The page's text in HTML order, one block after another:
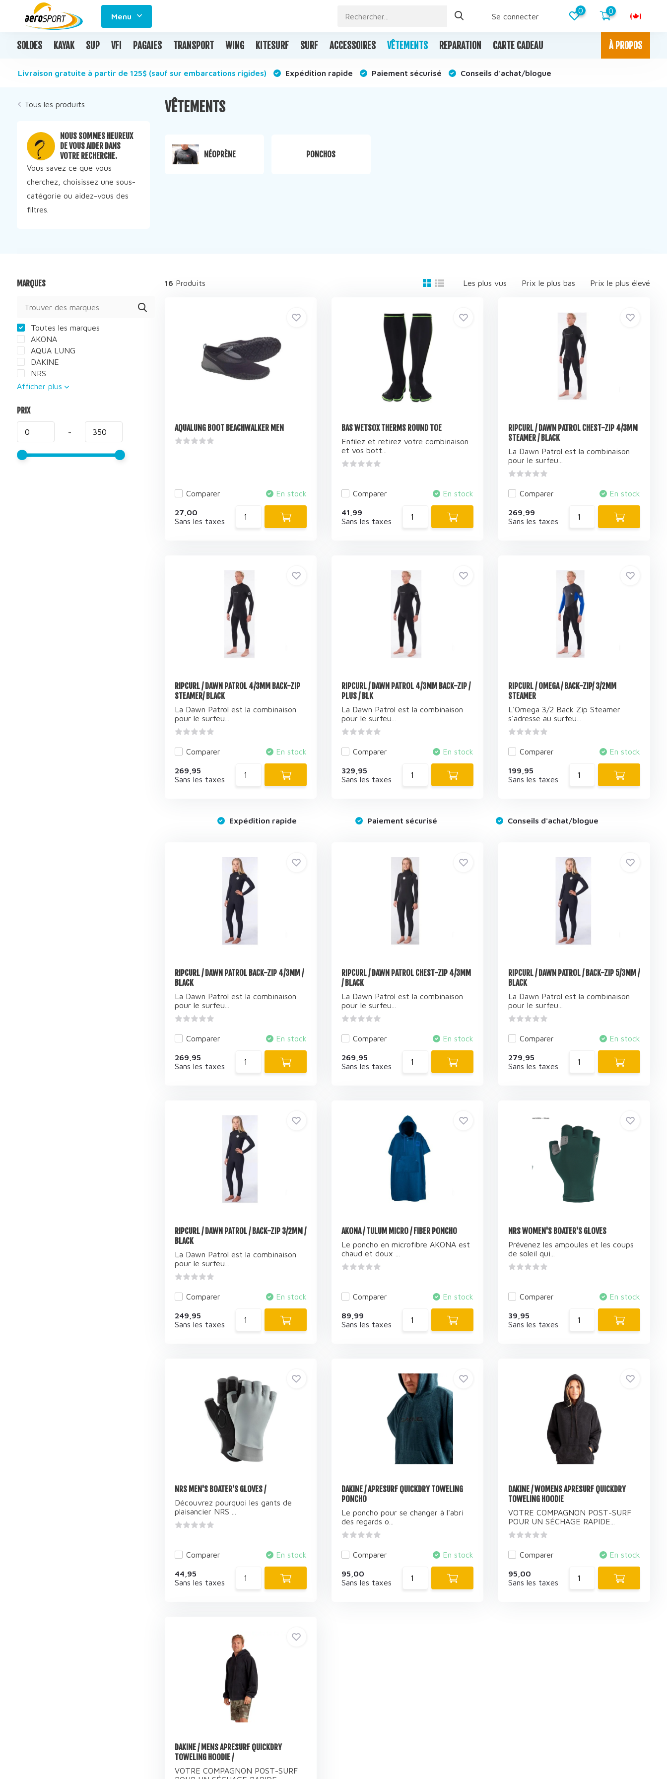
Menu Se connecter
0 0
SOLDES KAYAK SUP VFI PAGAIES TRANSPORT WING KITESURF SURF ACCESSOIRES VÊTEMENTS REPARATION CARTE CADEAU À PROPOS
Livraison gratuite à partir de 125$ (sauf sur embarcations rigides) Expédition rapide Paiement sécurisé Conseils d'achat/blogue
Tous les produits
NOUS SOMMES HEUREUX
DE VOUS AIDER DANS
VOTRE RECHERCHE.
Vous savez ce que vous
cherchez, choisissez une sous-
catégorie ou aidez-vous des
filtres.
VÊTEMENTS
NÉOPRÈNE PONCHOS
MARQUES
Toutes les marques
AKONA
AQUA LUNG
DAKINE
NRS
Afficher plus
PRIX
-
16 Produits Les plus vus Prix le plus bas Prix le plus élevé
AQUALUNG BOOT BEACHWALKER MEN
Comparer En stock
27,00
Sans les taxes
BAS WETSOX THERMS ROUND TOE
Enfilez et retirez votre combinaison
et vos bott...
Comparer En stock
41,99
Sans les taxes
RIPCURL / DAWN PATROL CHEST-ZIP 4/3MM
STEAMER / BLACK
La Dawn Patrol est la combinaison
pour le surfeu...
Comparer En stock
269,99
Sans les taxes
RIPCURL / DAWN PATROL 4/3MM BACK-ZIP
STEAMER/ BLACK
La Dawn Patrol est la combinaison
pour le surfeu...
Comparer En stock
269,95
Sans les taxes
RIPCURL / DAWN PATROL 4/3MM BACK-ZIP /
PLUS / BLK
La Dawn Patrol est la combinaison
pour le surfeu...
Comparer En stock
329,95
Sans les taxes
RIPCURL / OMEGA / BACK-ZIP/ 3/2MM
STEAMER
L'Omega 3/2 Back Zip Steamer
s'adresse au surfeu...
Comparer En stock
199,95
Sans les taxes
Expédition rapide Paiement sécurisé Conseils d'achat/blogue
RIPCURL / DAWN PATROL BACK-ZIP 4/3MM /
BLACK
La Dawn Patrol est la combinaison
pour le surfeu...
Comparer En stock
269,95
Sans les taxes
RIPCURL / DAWN PATROL CHEST-ZIP 4/3MM
/ BLACK
La Dawn Patrol est la combinaison
pour le surfeu...
Comparer En stock
269,95
Sans les taxes
RIPCURL / DAWN PATROL / BACK-ZIP 5/3MM /
BLACK
La Dawn Patrol est la combinaison
pour le surfeu...
Comparer En stock
279,95
Sans les taxes
RIPCURL / DAWN PATROL / BACK-ZIP 3/2MM /
BLACK
La Dawn Patrol est la combinaison
pour le surfeu...
Comparer En stock
249,95
Sans les taxes
AKONA / TULUM MICRO / FIBER PONCHO
Le poncho en microfibre AKONA est
chaud et doux ...
Comparer En stock
89,99
Sans les taxes
NRS WOMEN'S BOATER'S GLOVES
Prévenez les ampoules et les coups
de soleil qui...
Comparer En stock
39,95
Sans les taxes
NRS MEN'S BOATER'S GLOVES /
Découvrez pourquoi les gants de
plaisancier NRS ...
Comparer En stock
44,95
Sans les taxes
DAKINE / APRESURF QUICKDRY TOWELING
PONCHO
Le poncho pour se changer à l'abri
des regards o...
Comparer En stock
95,00
Sans les taxes
DAKINE / WOMENS APRESURF QUICKDRY
TOWELING HOODIE
VOTRE COMPAGNON POST-SURF
POUR UN SÉCHAGE RAPIDE...
Comparer En stock
95,00
Sans les taxes
DAKINE / MENS APRESURF QUICKDRY
TOWELING HOODIE /
VOTRE COMPAGNON POST-SURF